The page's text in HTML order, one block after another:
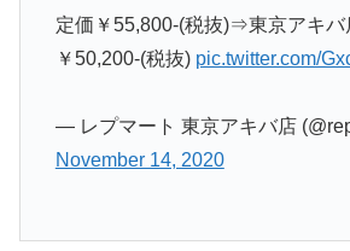
定価￥55,800-(税抜)⇒東京アキバ
￥50,200-(税抜) pic.twitter.com/
— レプマート 東京アキバ店
November 14, 2020